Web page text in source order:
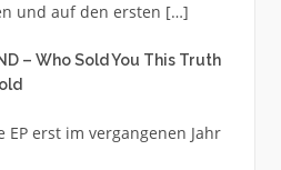
und auf den ersten […]
– Who Sold You This Truth
EP erst im vergangenen Jahr